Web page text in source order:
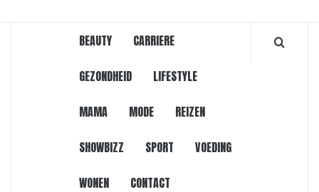
BEAUTY CARRIERE
GEZONDHEID LIFESTYLE
MAMA MODE REIZEN
SHOWBIZZ SPORT VOEDING
WONEN CONTACT